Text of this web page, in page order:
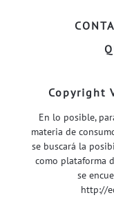
Copyright
En lo posible,
materia de
se buscará la
como plataforma
se
http://